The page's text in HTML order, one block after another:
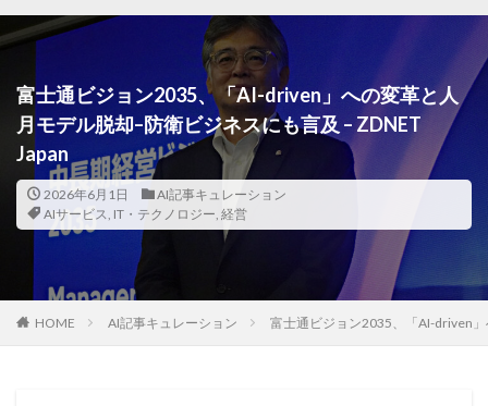
富士通ビジョン2035、「AI-driven」への変革と人
月モデル脱却–防衛ビジネスにも言及 – ZDNET
Japan
2026年6月1日
AI記事キュレーション
AIサービス, IT・テクノロジー, 経営
HOME AI記事キュレーション 富士通ビジョン2035、「AI-driven」